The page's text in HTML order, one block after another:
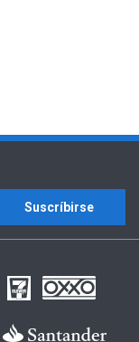
Suscríbirse